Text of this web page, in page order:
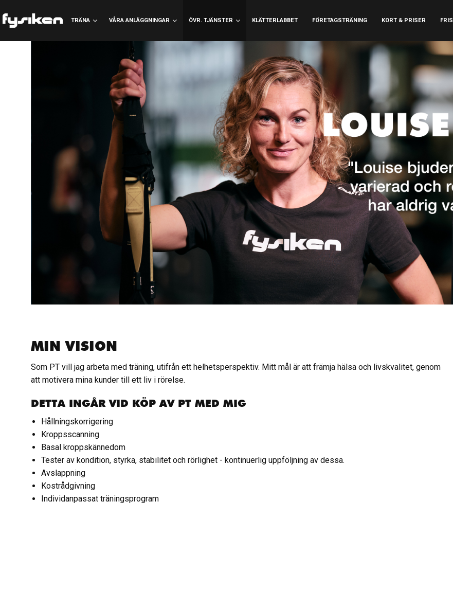
TRÄNA VÅRA ANLÄGGNINGAR ÖVR. TJÄNSTER KLÄTTERLABBET FÖRETAGSTRÄNING KORT & PRISER
MIN VISION
Som PT vill jag arbeta med träning, utifrån ett helhetsperspektiv. Mitt mål är att främja hälsa och livskvalitet, genom
att motivera mina kunder till ett liv i rörelse.
DETTA INGÅR VID KÖP AV PT MED MIG
Hållningskorrigering
Kroppsscanning
Basal kroppskännedom
Tester av kondition, styrka, stabilitet och rörlighet - kontinuerlig uppföljning av dessa.
Avslappning
Kostrådgivning
Individanpassat träningsprogram